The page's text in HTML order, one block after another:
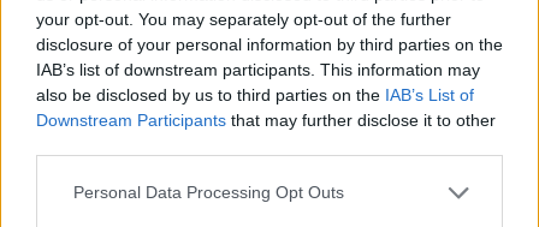
your opt-out. You may separately opt-out of the further
disclosure of your personal information by third parties on the
IAB’s list of downstream participants. This information may
also be disclosed by us to third parties on the IAB’s List of
Downstream Participants that may further disclose it to other
Personal Data Processing Opt Outs
Székelyhon
Húsdarálógépbe szorult egy
kétéves gyerek keze, a
tűzoltókra is szükség volt a